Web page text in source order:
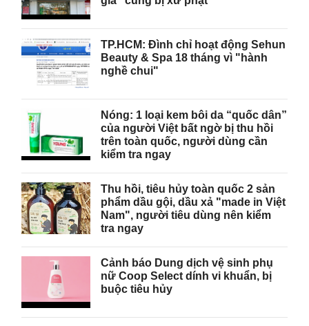
TP.HCM: Đình chỉ hoạt động Sehun
Beauty & Spa 18 tháng vì "hành
nghề chui"
Nóng: 1 loại kem bôi da “quốc dân”
của người Việt bất ngờ bị thu hồi
trên toàn quốc, người dùng cần
kiểm tra ngay
Thu hồi, tiêu hủy toàn quốc 2 sản
phẩm dầu gội, dầu xả "made in Việt
Nam", người tiêu dùng nên kiểm
tra ngay
Cảnh báo Dung dịch vệ sinh phụ
nữ Coop Select dính vi khuẩn, bị
buộc tiêu hủy